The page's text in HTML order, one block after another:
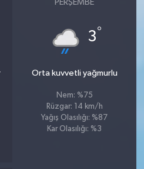
PERŞEMBE
3°
Orta kuvvetli yağmurlu
Nem: %75
Rüzgar: 14 km/h
Yağış Olasılığı: %87
Kar Olasılığı: %3